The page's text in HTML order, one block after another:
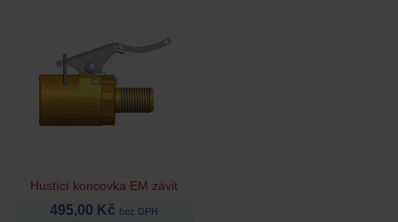
Hustící koncovka EM závit
495,00 Kč bez DPH